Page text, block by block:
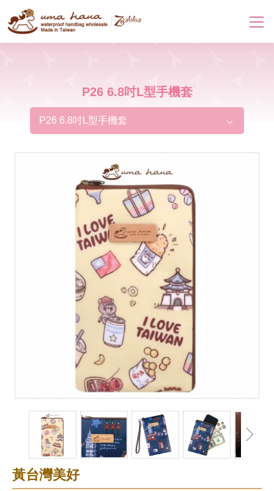
P26 6.8吋L型手機套
P26 6.8吋L型手機套
黃台灣美好